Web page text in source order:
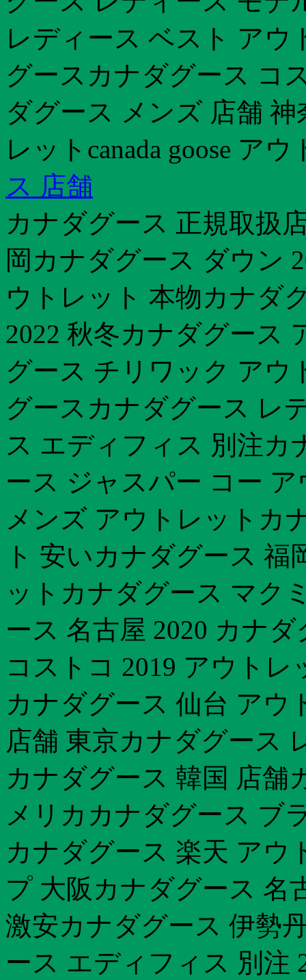
レディース ベスト ア
グースカナダグース コ
ダグース メンズ 店舗
レットcanada goose ア
ス 店舗
カナダグース 正規取扱
岡カナダグース ダウン
ウトレット 本物カナダ
2022 秋冬カナダグース
グース チリワック アウ
グースカナダグース レ
ス エディフィス 別注カ
ース ジャスパー コー
メンズ アウトレットカ
ト 安いカナダグース 福
ットカナダグース マク
ース 名古屋 2020 カナ
コストコ 2019 アウト
カナダグース 仙台 アウ
店舗 東京カナダグース
カナダグース 韓国 店舗
メリカカナダグース ブ
カナダグース 楽天 アウ
プ 大阪カナダグース 名
激安カナダグース 伊勢
ース エディフィス 別注